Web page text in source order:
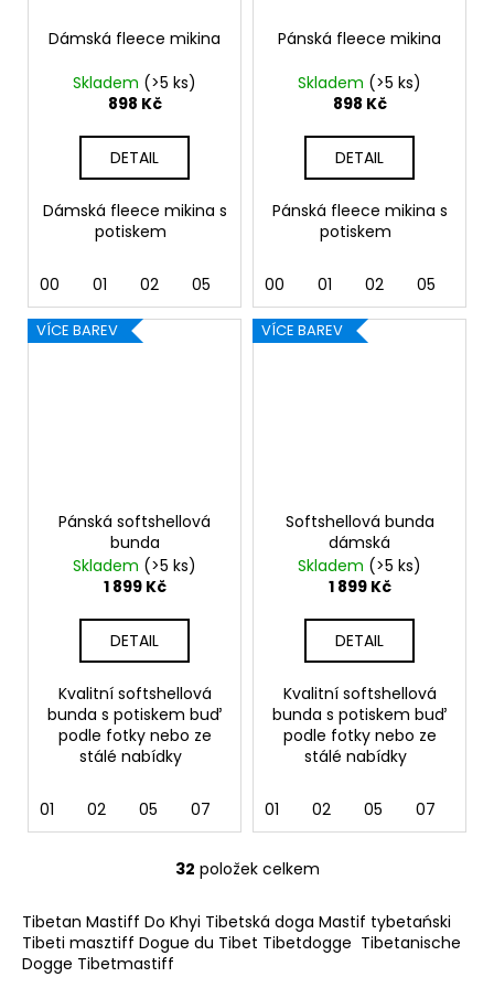
Dámská fleece mikina
Skladem (>5 ks)
898 Kč
DETAIL
Dámská fleece mikina s
potiskem
00 01 02 05 40 44
Pánská fleece mikina
Skladem (>5 ks)
898 Kč
DETAIL
Pánská fleece mikina s
potiskem
00 01 02 05
VÍCE BAREV
Pánská softshellová
bunda
Skladem (>5 ks)
1 899 Kč
DETAIL
Kvalitní softshellová
bunda s potiskem buď
podle fotky nebo ze
stálé nabídky
01 02 05 07
VÍCE BAREV
Softshellová bunda
dámská
Skladem (>5 ks)
1 899 Kč
DETAIL
Kvalitní softshellová
bunda s potiskem buď
podle fotky nebo ze
stálé nabídky
01 02 05 07
O
l
á
32 položek celkem
Tibetan Mastiff Do Khyi Tibetská doga Mastif tybetański
Tibeti masztiff Dogue du Tibet Tibetdogge Tibetanische
Dogge Tibetmastiff